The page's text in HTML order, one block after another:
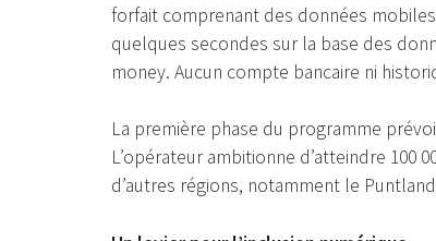
forfait comprenant des données
quelques secondes sur la base des
money. Aucun compte bancaire ni
La première phase du programme
L’opérateur ambitionne d’atteindre 100
d’autres régions, notamment le